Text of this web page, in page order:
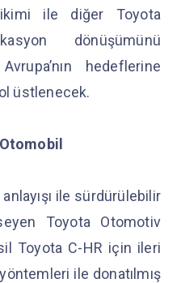
ile diğer Toyota
dönüşümünü
hedeflerine
üstlenecek.
ile sürdürülebilir
Toyota Otomotiv
Toyota C-HR için ileri
ile donatılmış